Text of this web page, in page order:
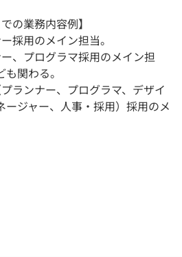
の業務内容例】
採用のメイン担当。
、プログラマ採用のメイン担
関わる。
ランナー、プログラマ、デザイ
ージャー、人事・採用）採用のメ